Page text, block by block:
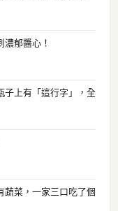
郁醬心！
子上有「這行字」，全
蔬菜，一家三口吃了個